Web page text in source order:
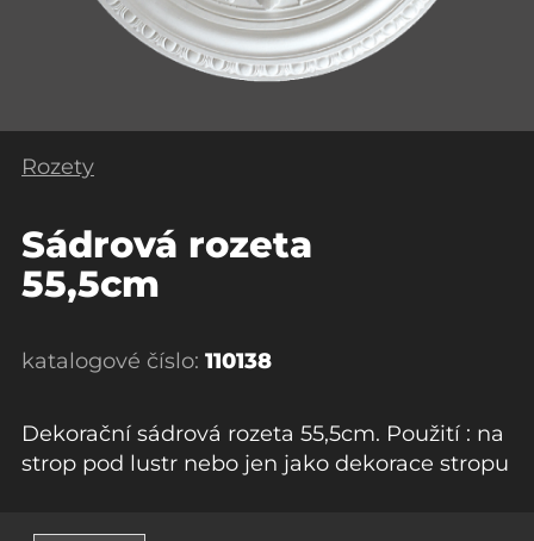
Rozety
Sádrová rozeta
55,5cm
katalogové číslo: 110138
Dekorační sádrová rozeta 55,5cm. Použití : na
strop pod lustr nebo jen jako dekorace stropu